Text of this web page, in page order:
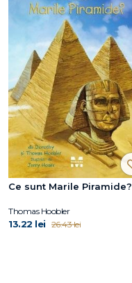
Ce sunt Marile Piramide?
Thomas Hoobler
13.22 lei 26.43 lei